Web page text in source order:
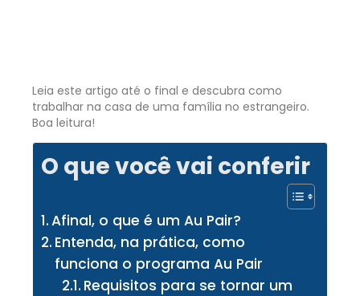
Leia este artigo até o final e descubra como
trabalhar na casa de uma família no estrangeiro.
Boa leitura!
O que você vai conferir
Afinal, o que é um Au Pair?
Entenda, na prática, como
funciona o programa Au Pair
Requisitos para se tornar um